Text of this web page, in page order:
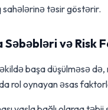
təsir göstərir.
Səbəbləri və Risk
başa düşülməsə də,
rol oynayan əsas